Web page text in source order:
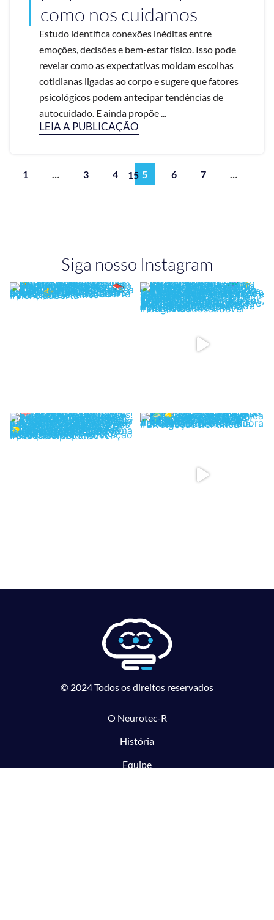
como nos cuidamos
Estudo identifica conexões inéditas entre
emoções, decisões e bem-estar físico. Isso pode
revelar como as expectativas moldam escolhas
cotidianas ligadas ao corpo e sugere que fatores
psicológicos podem antecipar tendências de
autocuidado. E ainda propõe ...
LEIA A PUBLICAÇÃO
1 … 3 4 5 6 7 …
15
Siga nosso Instagram
© 2024 Todos os direitos reservados
O Neurotec-R
História
Equipe